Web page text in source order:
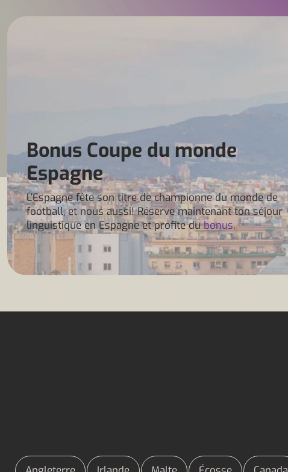
Bonus Coupe du monde
Espagne
L’Espagne fête son titre de championne du monde de
football, et nous aussi! Réserve maintenant ton séjour
linguistique en Espagne et profite dubonus.